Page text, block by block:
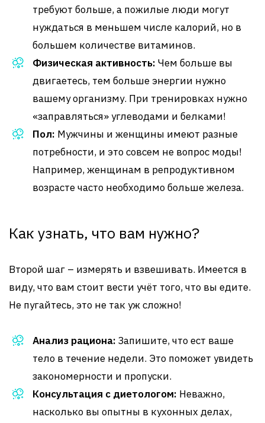
требуют больше, а пожилые люди могут
нуждаться в меньшем числе калорий, но в
большем количестве витаминов.
Физическая активность: Чем больше вы
двигаетесь, тем больше энергии нужно
вашему организму. При тренировках нужно
«заправляться» углеводами и белками!
Пол: Мужчины и женщины имеют разные
потребности, и это совсем не вопрос моды!
Например, женщинам в репродуктивном
возрасте часто необходимо больше железа.
Как узнать, что вам нужно?
Второй шаг – измерять и взвешивать. Имеется в
виду, что вам стоит вести учёт того, что вы едите.
Не пугайтесь, это не так уж сложно!
Анализ рациона: Запишите, что ест ваше
тело в течение недели. Это поможет увидеть
закономерности и пропуски.
Консультация с диетологом: Неважно,
насколько вы опытны в кухонных делах,